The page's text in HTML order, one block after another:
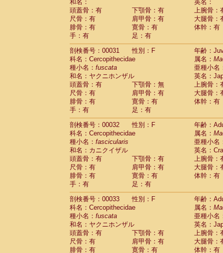
CercopithecidaeMacaca cyclopis (23)
CercopithecidaeMacaca fascicularis
CercopithecidaeMacaca fuscaca
CercopithecidaeMacaca fuscata
CercopithecidaeMacaca fuscata
CercopithecidaeMacaca maura(4)
Cercopithecidae Macaca mulatta(106)
Cercopithecidae Macaca nemestrina(6)
Cercopithecidae Macaca nigra(1)
CercopithecidaeMacaca radiata(37)
CercopithecidaeMacaca silenus(1)
CercopithecidaeMacaca sinica (1)
CercopithecidaeMacaca sylvanus
CercopithecidaeMacaca thibetana (0)
Cercopithecidae Macaca tonkeana (0)
Cercopithecidae hybrid(2)
Cercopithecidae (0)
CercopithecidaeAllenopithecus
CercopithecidaeCercopithecus
CercopithecidaeCercopithecus
CercopithecidaeCercopithecus
CercopithecidaeCercopithecus diana
CercopithecidaeCercopithecus
Cercopithecidae
Cercopithecus
Cercopithecidae
Cercopithecus mitis
CercopithecidaeCercopithecus mitis
CercopithecidaeCercopithecus mitis
CercopithecidaeCercopithecus mona
和名：
英名：
頭蓋骨：有
下顎骨：有
上腕骨：
尺骨：有
肩甲骨：有
大腿骨：
腓骨：有
寛骨：有
体幹：有
手：有
足：有
剖検番号：00031
性別：F
年齢：
科名：Cercopithecidae
属名：
種小名： fuscata
亜種小名
和名：ヤクニホンザル
英名：
頭蓋骨：有
下顎骨：無
上腕骨：
尺骨：有
肩甲骨：有
大腿骨：
腓骨：有
寛骨：有
体幹：有
手：有
足：有
剖検番号：00032
性別：F
年齢：
科名：Cercopithecidae
属名：
種小名： fascicularis
亜種小名
和名：カニクイザル
英名：
頭蓋骨：有
下顎骨：有
上腕骨：
尺骨：有
肩甲骨：有
大腿骨：
腓骨：有
寛骨：有
体幹：有
手：有
足：有
剖検番号：00033
性別：F
年齢：
科名：Cercopithecidae
属名：
種小名： fuscata
亜種小名
和名：ヤクニホンザル
英名：
頭蓋骨：有
下顎骨：有
上腕骨：
尺骨：有
肩甲骨：有
大腿骨：
腓骨：有
寛骨：有
体幹：有